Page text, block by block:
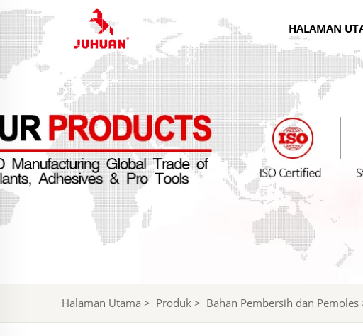
HALAMAN
Halaman Utama > Produk > Bahan Pembersih dan Pemoles